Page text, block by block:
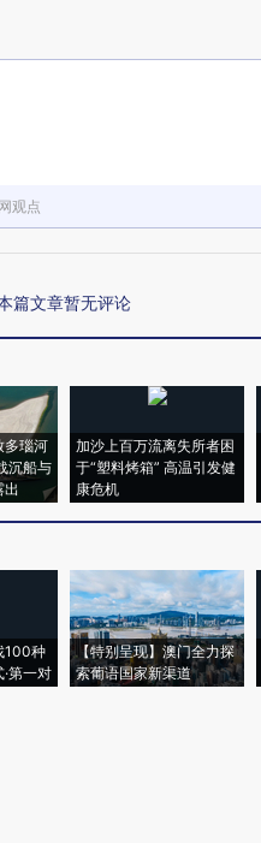
观点
篇文章暂无评论
多瑙河
沉船与
出
加沙上百万流离失所者困
于“塑料烤箱” 高温引发健
康危机
100种
第一对
【特别呈现】澳门全力探
索葡语国家新渠道